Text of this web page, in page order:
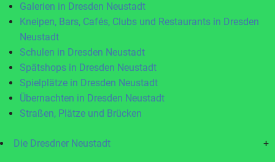
Galerien in Dresden Neustadt
Kneipen, Bars, Cafés, Clubs und Restaurants in Dresden
Neustadt
Schulen in Dresden Neustadt
Spätshops in Dresden Neustadt
Spielplätze in Dresden Neustadt
Übernachten in Dresden Neustadt
Straßen, Plätze und Brücken
Die Dresdner Neustadt +